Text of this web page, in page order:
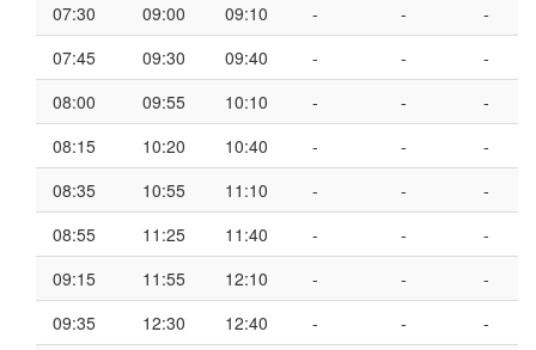
07:30
09:00 09:10 - -
-
07:45
09:30 09:40 - -
-
08:00
09:55 10:10 - -
-
08:15
10:20 10:40 - -
-
08:35
10:55 11:10 - -
-
08:55
11:25 11:40 - -
-
09:15
11:55 12:10 - -
-
09:35
12:30 12:40 - -
-